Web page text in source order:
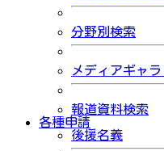
分野別検索
メディアギャラ
報道資料検索
各種申請
後援名義